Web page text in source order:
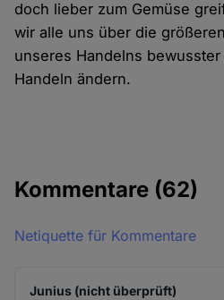
doch lieber zum Gemüse
wir alle uns über die
unseres Handelns
Handeln ändern.
Kommentare (62)
Netiquette für Kommentare
Junius (nicht überprüft)